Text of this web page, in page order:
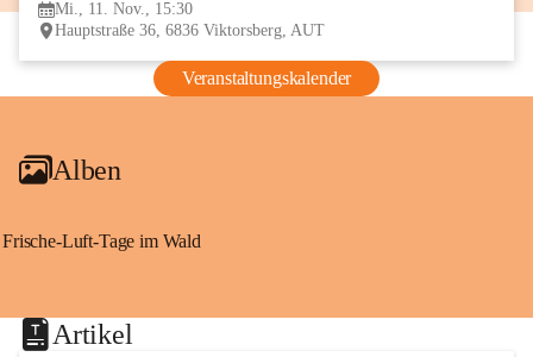
Mi., 11. Nov., 15:30
Hauptstraße 36, 6836 Viktorsberg, AUT
Veranstaltungskalender
Alben
Frische-Luft-Tage im Wald
Artikel